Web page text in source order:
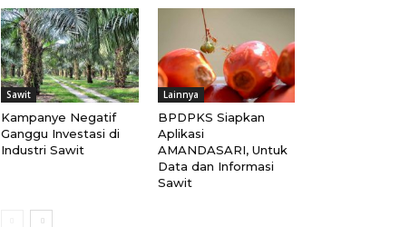
Sawit
Kampanye Negatif
Ganggu Investasi di
Industri Sawit
Lainnya
BPDPKS Siapkan
Aplikasi
AMANDASARI, Untuk
Data dan Informasi
Sawit